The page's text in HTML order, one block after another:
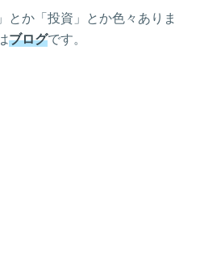
とか「投資」とか色々ありま
ブログです。